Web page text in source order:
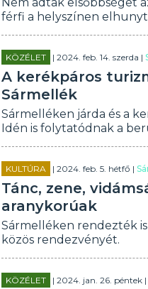
férfi a helyszínen
KÖZÉLET | 2024. feb. 14. szerda |
A kerékpáros
Sármellék
Sármelléken járda és a
Idén is folytatódnak a
KULTÚRA | 2024. feb. 5. hétfő |
Tánc, zene,
aranykorúak
Sármelléken rendezték
közös rendezvényét.
KÖZÉLET | 2024. jan. 26. péntek